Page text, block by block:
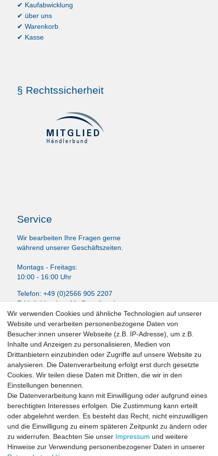
✔ Kaufabwicklung
✔ über uns
✔ Warenkorb
✔ Kasse
§ Rechtssicherheit
Service
Wir bearbeiten Ihre Fragen gerne
während unserer Geschäftszeiten.
Montags - Freitags:
10:00 - 16:00 Uhr
Telefon: +49 (0)2566 905 2207
E-Mail:LissyInterMo@t-online.de
News-Letter abonieren
VORNAME NACHNAME
E-MAIL **
Newsletter
Honig
Hiermit bestätige ich, dass ich dieDaten­schutz­erklärunggelesen habe. Meine
Einwilligung kann ich jederzeit widerrufen.**
Abonnieren
Wir verwenden Cookies und ähnliche Technologien auf unserer
Website und verarbeiten personenbezogene Daten von
Besucher:innen unserer Webseite (z.B. IP-Adresse), um z.B.
Inhalte und Anzeigen zu personalisieren, Medien von
Drittanbietern einzubinden oder Zugriffe auf unsere Website zu
analysieren. Die Datenverarbeitung erfolgt erst durch gesetzte
Cookies. Wir teilen diese Daten mit Dritten, die wir in den
Einstellungen benennen.
Die Datenverarbeitung kann mit Einwilligung oder aufgrund eines
berechtigten Interesses erfolgen. Die Zustimmung kann erteilt
oder abgelehnt werden. Es besteht das Recht, nicht einzuwilligen
und die Einwilligung zu einem späteren Zeitpunkt zu ändern oder
zu widerrufen. Beachten Sie unser Impressum und weitere
Hinweise zur Verwendung personenbezogener Daten in unserer